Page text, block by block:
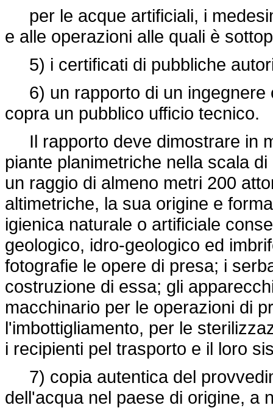
per le acque artificiali, i
e alle operazioni alle quali è
5) i certificati di pubbliche
6) un rapporto di un ingegnere
copra un pubblico ufficio tecnico.
Il rapporto deve dimostrare in
piante planimetriche nella scala
un raggio di almeno metri 200
altimetriche, la sua origine e
igienica naturale o artificiale
geologico, idro-geologico ed
fotografie le opere di presa; i
costruzione di essa; gli
macchinario per le operazioni di
l'imbottigliamento, per le
i recipienti pel trasporto e il loro
7) copia autentica del
dell'acqua nel paese di origine, a